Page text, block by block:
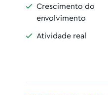

Crescimento do
envolvimento
 Atividade real